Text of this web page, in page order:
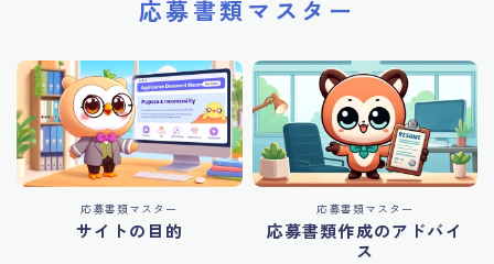
応募書類マスター
応募書類マスター
サイトの目的
応募書類マスター
応募書類作成のアドバイ
ス